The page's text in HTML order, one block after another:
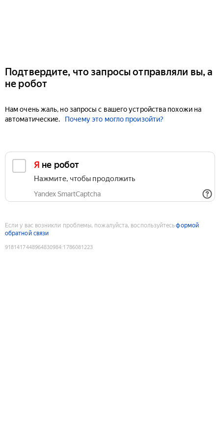
Подтвердите, что запросы отправляли вы, а
не робот
Нам очень жаль, но запросы с вашего устройства похожи на
автоматические.
Почему это могло произойти?
Я не робот
Нажмите, чтобы продолжить
Yandex SmartCaptcha
Если у вас возникли проблемы, пожалуйста, воспользуйтесьформой
обратной связи
9181417448964830984:1786081223